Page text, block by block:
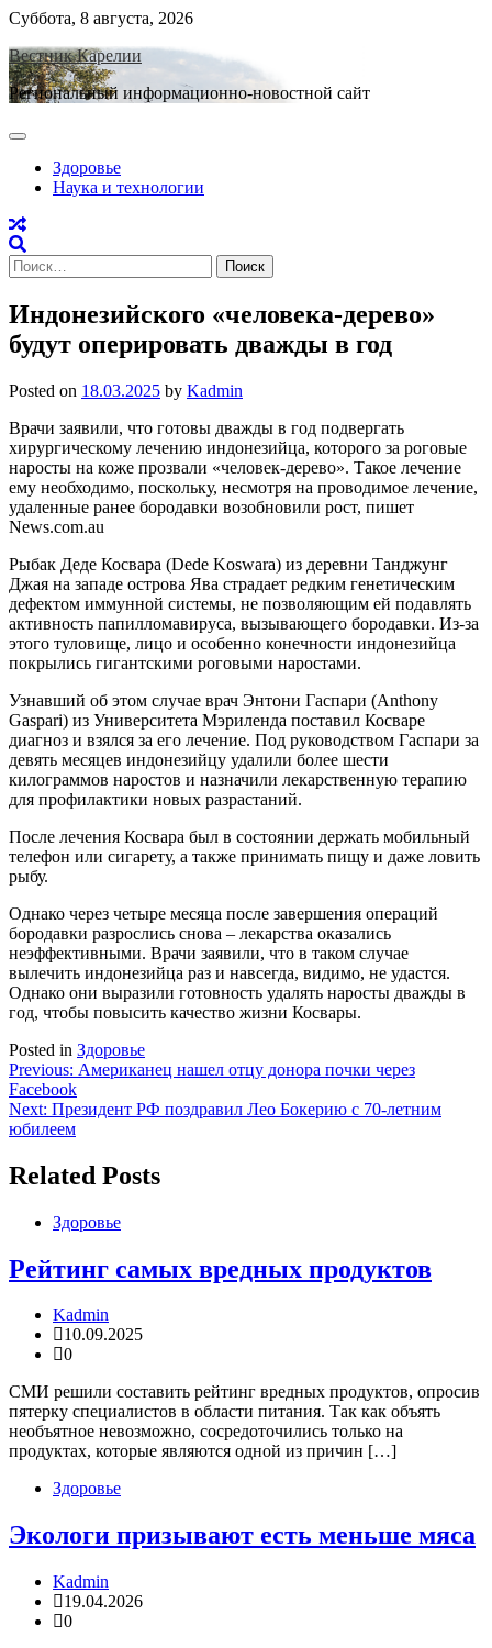
Skip
content
Суббота, 8 августа, 2026
Вестник Карелии
Региональный информационно-новостной сайт
Здоровье
Наука и технологии
Найти:
Индонезийского «человека-дерево»
будут оперировать дважды в год
Posted on 18.03.2025 by Kadmin
Врачи заявили, что готовы дважды в год подвергать
хирургическому лечению индонезийца, которого за роговые
наросты на коже прозвали «человек-дерево». Такое лечение
ему необходимо, поскольку, несмотря на проводимое лечение,
удаленные ранее бородавки возобновили рост, пишет
News.com.au
Рыбак Деде Косвара (Dede Koswara) из деревни Танджунг
Джая на западе острова Ява страдает редким генетическим
дефектом иммунной системы, не позволяющим ей подавлять
активность папилломавируса, вызывающего бородавки. Из-за
этого туловище, лицо и особенно конечности индонезийца
покрылись гигантскими роговыми наростами.
Узнавший об этом случае врач Энтони Гаспари (Anthony
Gaspari) из Университета Мэриленда поставил Косваре
диагноз и взялся за его лечение. Под руководством Гаспари за
девять месяцев индонезийцу удалили более шести
килограммов наростов и назначили лекарственную терапию
для профилактики новых разрастаний.
После лечения Косвара был в состоянии держать мобильный
телефон или сигарету, а также принимать пищу и даже ловить
рыбу.
Однако через четыре месяца после завершения операций
бородавки разрослись снова – лекарства оказались
неэффективными. Врачи заявили, что в таком случае
вылечить индонезийца раз и навсегда, видимо, не удастся.
Однако они выразили готовность удалять наросты дважды в
год, чтобы повысить качество жизни Косвары.
Posted in Здоровье
Навигация
по
записям
Previous: Американец нашел отцу донора почки через
Facebook
Next: Президент РФ поздравил Лео Бокерию с 70-летним
юбилеем
Related Posts
Здоровье
Рейтинг самых вредных продуктов
Kadmin
10.09.2025
0
СМИ решили составить рейтинг вредных продуктов, опросив
пятерку специалистов в области питания. Так как объять
необъятное невозможно, сосредоточились только на
продуктах, которые являются одной из причин […]
Здоровье
Экологи призывают есть меньше мяса
Kadmin
19.04.2026
0